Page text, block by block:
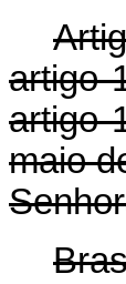
artigo
artigo
maio